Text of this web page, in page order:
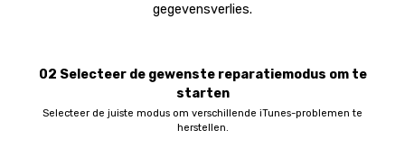
gegevensverlies.
02 Selecteer de gewenste reparatiemodus om te
starten
Selecteer de juiste modus om verschillende iTunes-problemen te
herstellen.